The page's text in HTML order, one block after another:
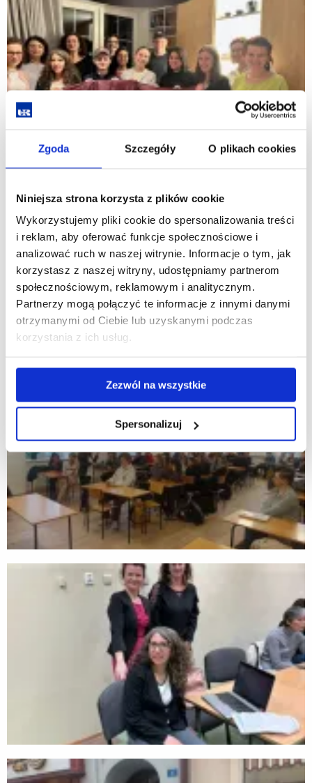
Zgoda Szczegóły O plikach cookies
Niniejsza strona korzysta z plików cookie
Wykorzystujemy pliki cookie do spersonalizowania treści
i reklam, aby oferować funkcje społecznościowe i
analizować ruch w naszej witrynie. Informacje o tym, jak
korzystasz z naszej witryny, udostępniamy partnerom
społecznościowym, reklamowym i analitycznym.
Partnerzy mogą połączyć te informacje z innymi danymi
otrzymanymi od Ciebie lub uzyskanymi podczas
korzystania z ich usług.
Zezwól na wszystkie
Spersonalizuj